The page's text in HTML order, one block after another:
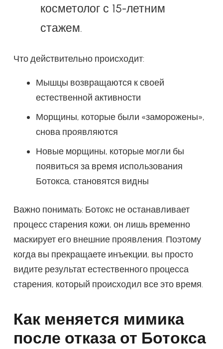
косметолог с 15-летним
стажем.
Что действительно происходит:
Мышцы возвращаются к своей
естественной активности
Морщины, которые были «заморожены»,
снова проявляются
Новые морщины, которые могли бы
появиться за время использования
Ботокса, становятся видны
Важно понимать: Ботокс не останавливает
процесс старения кожи, он лишь временно
маскирует его внешние проявления. Поэтому
когда вы прекращаете инъекции, вы просто
видите результат естественного процесса
старения, который происходил все это время.
Как меняется мимика
после отказа от Ботокса